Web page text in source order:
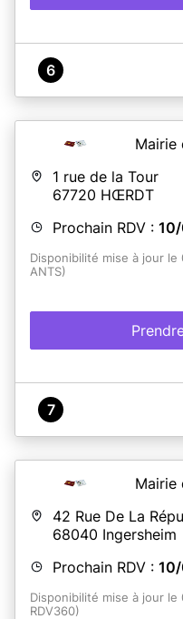
6
Mairie
1 rue de la Tour
67720 HŒRDT
Prochain RDV :
Disponibilité mise à jour
ANTS)
7
Mairie
42 Rue De La
68040 Ingersheim
Prochain RDV :
Disponibilité mise à jour
RDV360)